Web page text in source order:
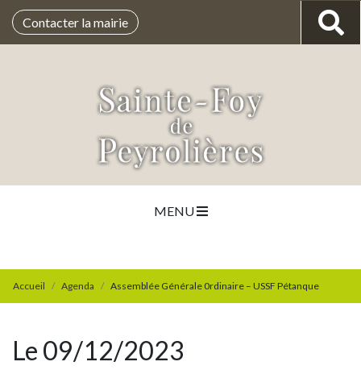
Contacter la mairie
MENU
Accueil Agenda Assemblée Générale 0rdinaire – USSF Pétanque
Le 09/12/2023